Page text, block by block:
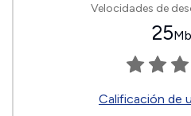
Velocidades de
25
Calificación de